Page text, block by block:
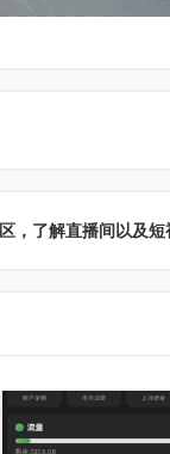
，了解直播间以及短